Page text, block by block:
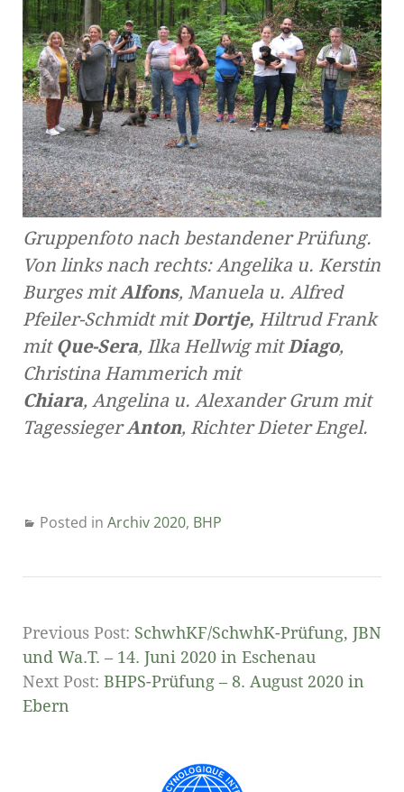
Gruppenfoto nach bestandener Prüfung.
Von links nach rechts: Angelika u. Kerstin
Burges mitAlfons, Manuela u. Alfred
Pfeiler-Schmidt mitDortje, Hiltrud Frank
mit Que-Sera, Ilka Hellwig mitDiago,
Christina Hammerich mit
Chiara, Angelina u. Alexander Grum mit
TagessiegerAnton, Richter Dieter Engel.
Posted in Archiv 2020, BHP
Previous Post: SchwhKF/SchwhK-Prüfung, JBN
und Wa.T. – 14. Juni 2020 in Eschenau
Next Post: BHPS-Prüfung – 8. August 2020 in
Ebern